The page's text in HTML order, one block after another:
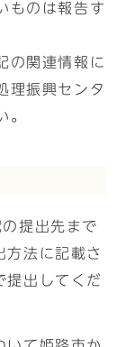
ものは報告す
の関連情報に
理振興センタ
。
提出先まで
方法に記載さ
提出してくだ